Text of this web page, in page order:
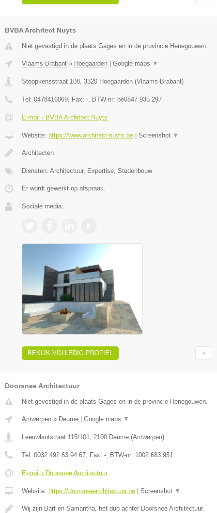
BVBA Architect Nuyts
Niet gevestigd in de plaats Gages en in de provincie Henegouwen.
Vlaams-Brabant » Hoegaarden Google maps ▼
Stoopkensstraat 108, 3320 Hoegaarden (Vlaams-Brabant)
Tel: 0478416069, Fax: -, BTW-nr: be0847 935 297
E-mail › BVBA Architect Nuyts
Website: https://www.architect-nuyts.be Screenshot ▼
Architecten
Diensten: Architectuur, Expertise, Stedenbouw
Er wordt gewerkt op afspraak.
Sociale media:
BEKIJK VOLLEDIG PROFIEL
Doorsnee Architectuur
Niet gevestigd in de plaats Gages en in de provincie Henegouwen.
Antwerpen » Deurne Google maps ▼
Leeuwlantstraat 115/101 2100 Deurne (Antwerpen)
Tel: 0032 492 63 94 67 , Fax: - , BTW-nr: 1002.683.951
E-mail › Doorsnee Architectuur
Website: https://doorsneearchitectuur.be Screenshot ▼
Wij zijn Bart en Samantha, het duo achter Doorsnee Architectuur.